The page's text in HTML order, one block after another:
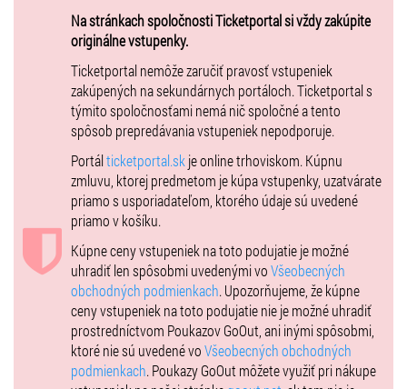
Vstup od 15 rokov, mladší len s doprovodom dospelej osoby.
VIP zahrňa:
Vlastný bar
Komfortné sededie
Výhľad na hlavné pódium ( vlastný koridor )
Backstage VIP pass zahrňa:
Vlastný bar
Komfortné sedenie
Výhlad priamo z pódia
Na stránkach spoločnosti Ticketportal si vždy zakúpite
originálne vstupenky.
Ticketportal nemôže zaručiť pravosť vstupeniek
zakúpených na sekundárnych portáloch. Ticketportal s
týmito spoločnosťami nemá nič spoločné a tento
spôsob prepredávania vstupeniek nepodporuje.
Portálticketportal.sk je online trhoviskom. Kúpnu
zmluvu, ktorej predmetom je kúpa vstupenky, uzatvárate
priamo s usporiadateľom, ktorého údaje sú uvedené
priamo v košíku.
Kúpne ceny vstupeniek na toto podujatie je možné
uhradiť len spôsobmi uvedenými voVšeobecných
obchodných podmienkach. Upozorňujeme, že kúpne
ceny vstupeniek na toto podujatie nie je možné uhradiť
prostredníctvom Poukazov GoOut, ani inými spôsobmi,
ktoré nie sú uvedené voVšeobecných obchodných
podmienkach. Poukazy GoOut môžete využiť pri nákupe